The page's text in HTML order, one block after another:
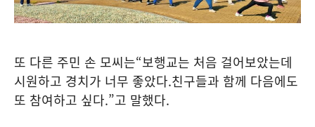
또 다른 주민 손 모씨는“보행교는 처음 걸어보았는데
시원하고 경치가 너무 좋았다.친구들과 함께 다음에도
또 참여하고 싶다.”고 말했다.